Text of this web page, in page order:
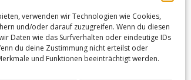
verwenden wir Technologien wie Cookies,
und/oder darauf zuzugreifen. Wenn du diesen
Daten wie das Surfverhalten oder eindeutige IDs
du deine Zustimmung nicht erteilst oder
und Funktionen beeinträchtigt werden.